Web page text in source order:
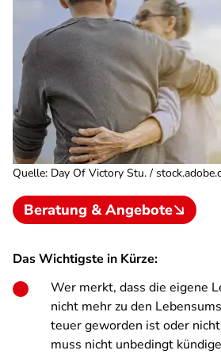
Quelle: Day Of Victory Stu. /
Beratung & Angebote
Das Wichtigste in Kürze:
Wer merkt, dass die eigene
nicht mehr zu den
teuer geworden ist oder
muss nicht unbedingt